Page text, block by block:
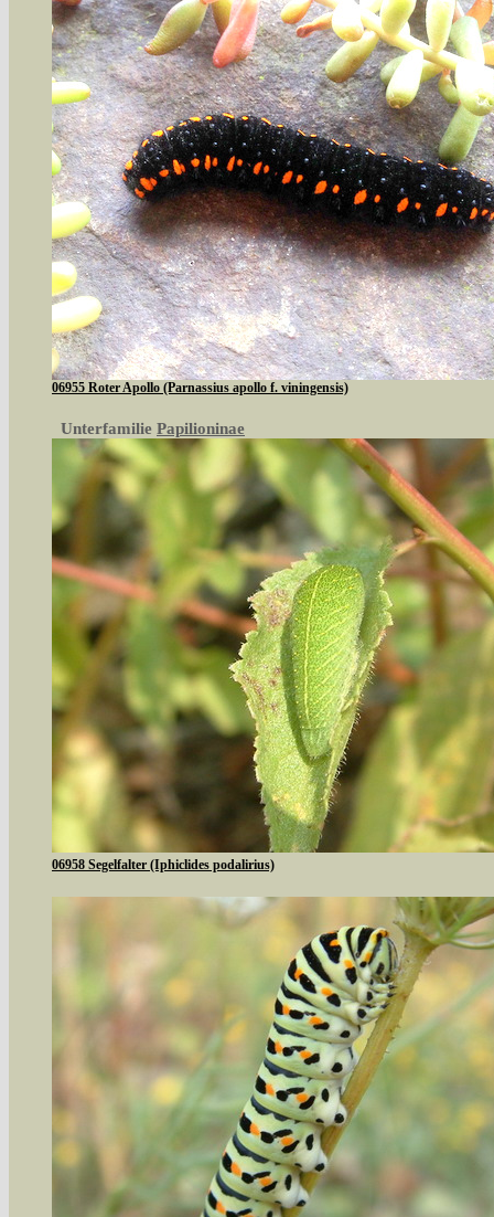
06955 Roter Apollo (Parnassius apollo f. viningensis)
Unterfamilie Papilioninae
06958 Segelfalter (Iphiclides podalirius)